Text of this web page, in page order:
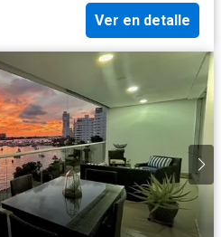
Ver en detalle